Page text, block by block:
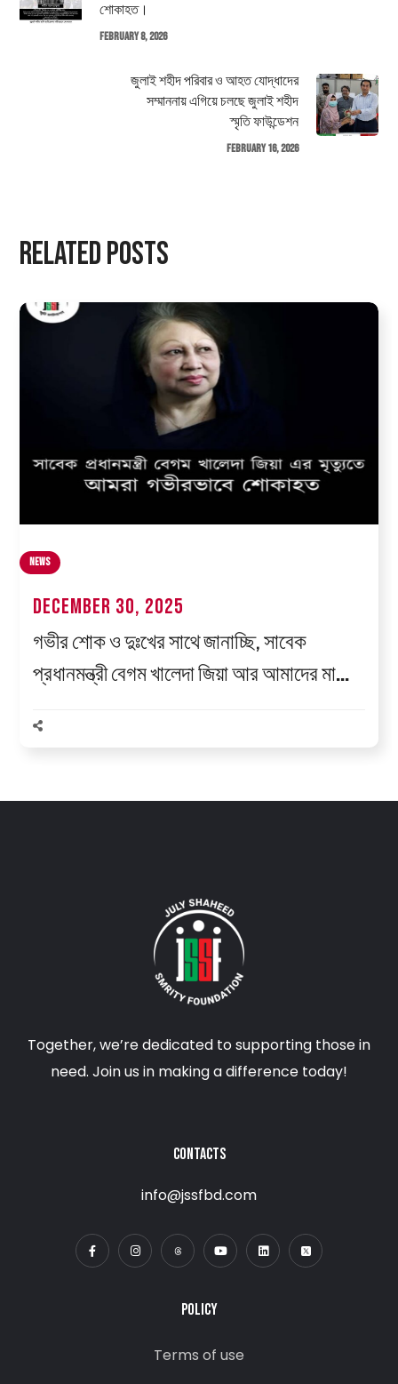
শোকাহত।
February 8, 2026
জুলাই শহীদ পরিবার ও আহত যোদ্ধাদের
সম্মাননায় এগিয়ে চলছে জুলাই শহীদ
স্মৃতি ফাউন্ডেশন
February 16, 2026
Related Posts
News
December 30, 2025
গভীর শোক ও দুঃখের সাথে জানাচ্ছি, সাবেক
প্রধানমন্ত্রী বেগম খালেদা জিয়া আর আমাদের মাঝে
Together, we’re dedicated to supporting those in
need. Join us in making a difference today!
CONTACTS
info@jssfbd.com
POLICY
Terms of use